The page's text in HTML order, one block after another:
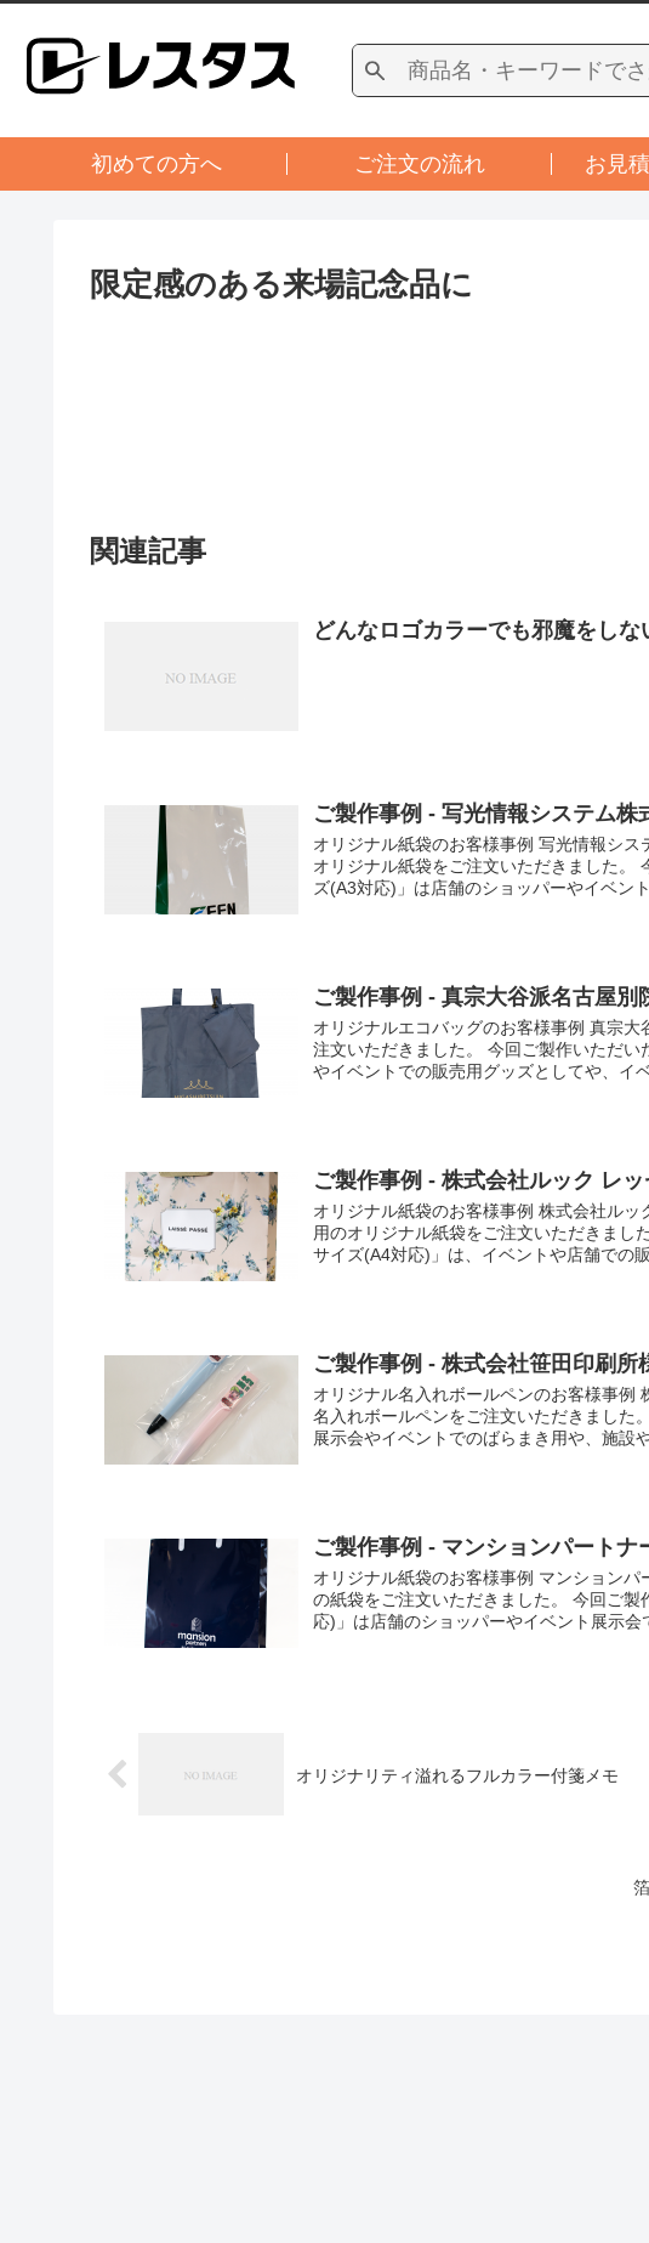
初めての方へ ご注文の流れ お見
限定感のある来場記念品に
関連記事
どんなロゴカラーでも邪魔をし
ご製作事例 - 写光情報システム株
オリジナル紙袋のお客様事例 写光情報シ
オリジナル紙袋をご注文いただきました。
ズ(A3対応)」は店舗のショッパーやイベント
ご製作事例 - 真宗大谷派名古屋別
オリジナルエコバッグのお客様事例 真宗
注文いただきました。 今回ご製作いただ
やイベントでの販売用グッズとしてや、イ
ご製作事例 - 株式会社ルック レ
オリジナル紙袋のお客様事例 株式会社ル
用のオリジナル紙袋をご注文いただきまし
サイズ(A4対応)」は、イベントや店舗での販
ご製作事例 - 株式会社笹田印刷所
オリジナル名入れボールペンのお客様事例
名入れボールペンをご注文いただきました
展示会やイベントでのばらまき用や、施設
ご製作事例 - マンションパート
オリジナル紙袋のお客様事例 マンション
の紙袋をご注文いただきました。 今回ご
応)」は店舗のショッパーやイベント展示会
オリジナリティ溢れるフルカラー付箋メモ